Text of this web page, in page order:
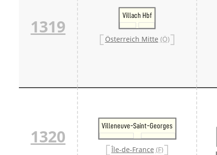
1319
Villach Hbf
Österreich Mitte (Ö)
1320
Villeneuve-Saint-Georges
Île-de-France (F)